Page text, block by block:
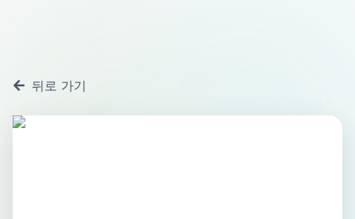
뒤로 가기